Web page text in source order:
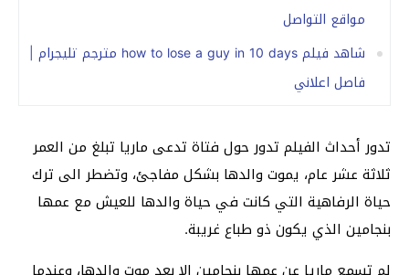
مواقع التواصل
شاهد فيلم how to lose a guy in 10 days مترجم تليجرام |
فاصل اعلاني
تدور أحداث الفيلم تدور حول فتاة تدعى ماريا تبلغ من العمر
ثلاثة عشر عام، يموت والدها بشكل مفاجئ، وتضطر الى ترك
حياة الرفاهية التي كانت في حياة والدها للعيش مع عمها
بنجامين الذي يكون ذو طباع غريبة.